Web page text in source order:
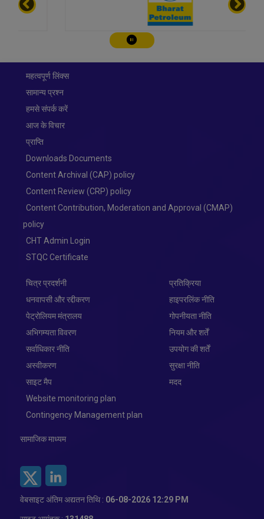
चालू करे/रोके
महत्वपूर्ण लिंक्स
सामान्य प्रश्न
हमसे संपर्क करें
आज के विचार
प्राप्ति
Downloads Documents
Content Archival (CAP) policy
Content Review (CRP) policy
Content Contribution, Moderation and Approval (CMAP)
policy
CHT Admin Login
STQC Certificate
चित्र प्रदर्शनी
धनवापसी और रद्दीकरण
पेट्रोलियम मंत्रालय
अभिगम्यता विवरण
सर्वाधिकार नीति
अस्वीकरण
साइट मैप
Website monitoring plan
Contingency Management plan
प्रतिक्रिया
हाइपरलिंक नीति
गोपनीयता नीति
नियम और शर्तें
उपयोग की शर्तें
सुरक्षा नीति
मदद
सामाजिक माध्यम
वेबसाइट अंतिम अद्यतन तिथि : 06-08-2026 12:29 PM